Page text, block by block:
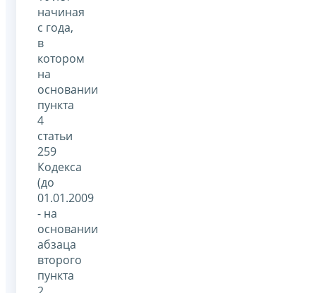
начиная
с года,
в
котором
на
основании
пункта
4
статьи
259
Кодекса
(до
01.01.2009
- на
основании
абзаца
второго
пункта